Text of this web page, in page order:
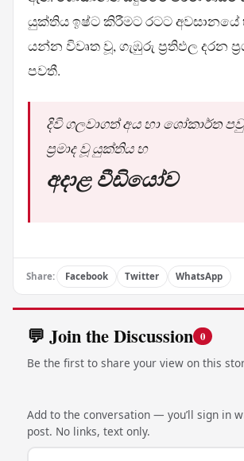
යුක්තිය ඉෂ්ට කිරීමට රටට අවසානයේ
යන්න විවෘත වූ, ගැඹුරු ප්‍රතිඵල දරන
පවතී.
දිවි ගලවාගත් අය හා ශෝකාර්ත
ප්‍රමාද වූ යුක්තිය හ
අදාළ වීඩියෝව
Share: Facebook Twitter WhatsApp
💬 Join the Discussion 0
Be the first to share your view on this
Add to the conversation — you’ll sign in
post. No links, text only.